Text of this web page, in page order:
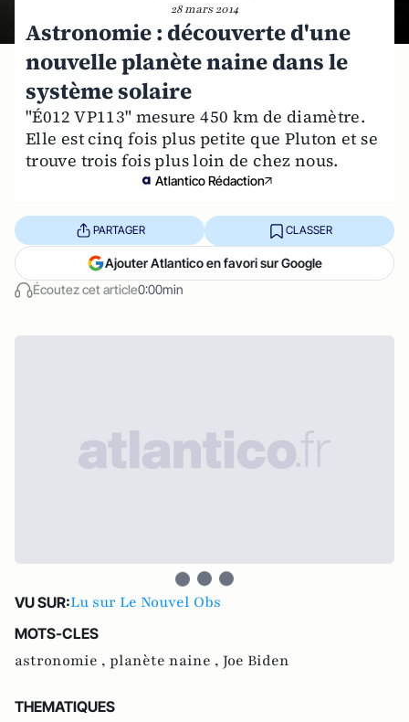
28 mars 2014
Astronomie : découverte d'une
nouvelle planète naine dans le
système solaire
"É012 VP113" mesure 450 km de diamètre.
Elle est cinq fois plus petite que Pluton et se
trouve trois fois plus loin de chez nous.
Atlantico Rédaction
Écoutez cet article0:00min
PARTAGER CLASSER
Ajouter Atlantico en favori sur Google
VU SUR:Lu sur Le Nouvel Obs
MOTS-CLES
astronomie , planète naine , Joe Biden
THEMATIQUES